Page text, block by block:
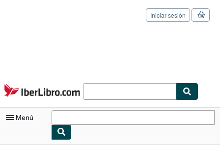
Pasar al contenido principal
IberLibro.com
Iniciar sesión
Menú